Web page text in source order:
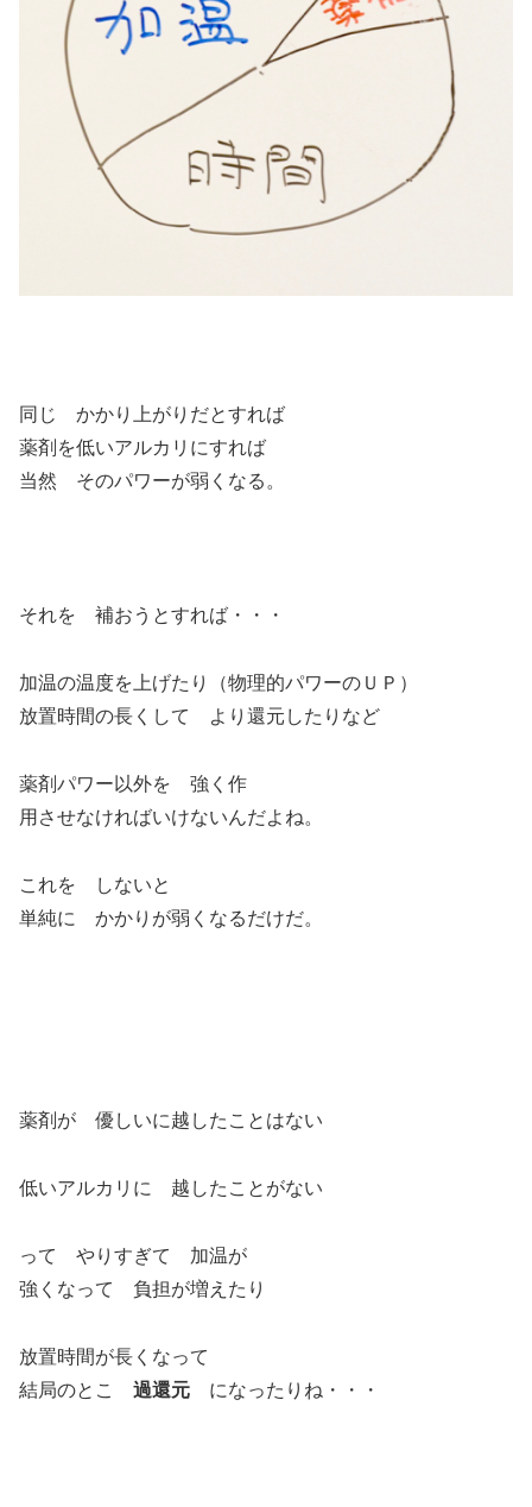
同じ かかり上がりだとすれば
薬剤を低いアルカリにすれば
当然 そのパワーが弱くなる。
それを 補おうとすれば・・・
加温の温度を上げたり（物理的パワーのＵＰ）
放置時間の長くして より還元したりなど
薬剤パワー以外を 強く作
用させなければいけないんだよね。
これを しないと
単純に かかりが弱くなるだけだ。
薬剤が 優しいに越したことはない
低いアルカリに 越したことがない
って やりすぎて 加温が
強くなって 負担が増えたり
放置時間が長くなって
結局のとこ 過還元 になったりね・・・